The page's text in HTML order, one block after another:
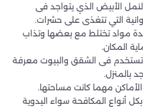
الأبيض الذي يتواجد فى
التي تتغذى على حشرات.
مواد تختلط مع بعضها وتذاب
المكان.
تستخدم فى الشقق والبيوت معرفة
بالمنزل.
مهما كانت مساحتها.
أنواع المكافحة سواء اليدوية